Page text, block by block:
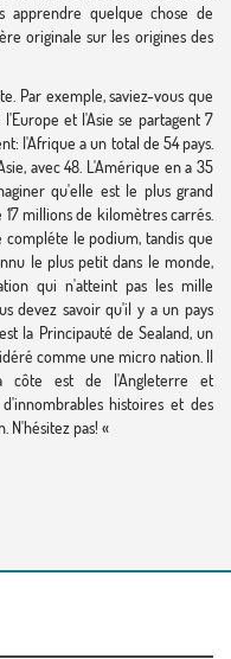
apprendre quelque chose de
originale sur les origines des
Par exemple, saviez-vous que
et l'Asie se partagent 7
l'Afrique a un total de 54 pays.
avec 48. L'Amérique en a 35
qu'elle est le plus grand
17 millions de kilomètres carrés.
compléte le podium, tandis que
le plus petit dans le monde,
qui n'atteint pas les mille
devez savoir qu'il y a un pays
la Principauté de Sealand, un
comme une micro nation. Il
côte est de l'Angleterre et
histoires et des
N'hésitez pas! «